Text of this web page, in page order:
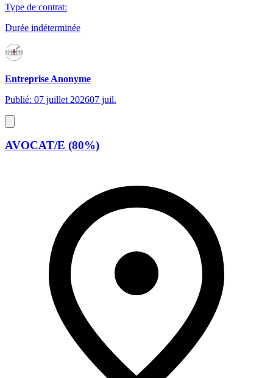
Type de contrat:
Durée indéterminée
Entreprise Anonyme
Publié: 07 juillet 202607 juil.
AVOCAT/E (80%)